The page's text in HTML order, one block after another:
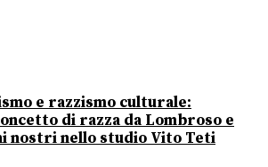
e razzismo culturale:
di razza da Lombroso e
nostri nello studio Vito Teti